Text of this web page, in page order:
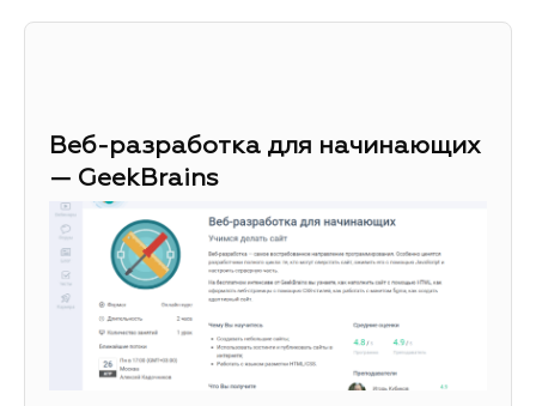
Веб-разработка для начинающих
— GeekBrains